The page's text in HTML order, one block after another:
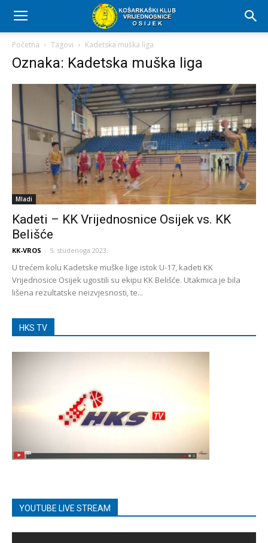
Početna Tagovi Kadetska muška liga
Oznaka: Kadetska muška liga
Mladi
Kadeti – KK Vrijednosnice Osijek vs. KK
Belišće
KK-VROS - 5. studenoga 2023.
U trećem kolu Kadetske muške lige istok U-17, kadeti KK
Vrijednosice Osijek ugostili su ekipu KK Belišće. Utakmica je bila
lišena rezultatske neizvjesnosti, te...
HKS TV
YOUTUBE LIVE STREAM